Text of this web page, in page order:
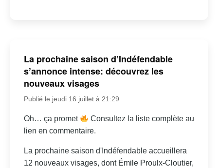
La prochaine saison d’Indéfendable
s’annonce intense: découvrez les
nouveaux visages
Publié le jeudi 16 juillet à 21:29
Oh… ça promet
Consultez la liste complète au
lien en commentaire.
La prochaine saison d'Indéfendable accueillera
12 nouveaux visages, dont Émile Proulx-Cloutier,